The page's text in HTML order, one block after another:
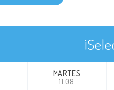
MARTES
11.08